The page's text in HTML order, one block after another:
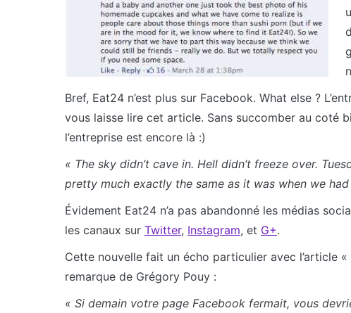
Bref, Eat24 n’est plus sur Facebook. What else ?
vous laisse lire cet article. Sans succomber au coté
l’entreprise est encore là :)
« The sky didn’t cave in. Hell didn’t freeze over.
pretty much exactly the same as it was when we had
Évidement Eat24 n’a pas abandonné les médias
les canaux sur Twitter, Instagram, et G+.
Cette nouvelle fait un écho particulier avec l’article «
remarque de Grégory Pouy :
« Si demain votre page Facebook fermait, vous